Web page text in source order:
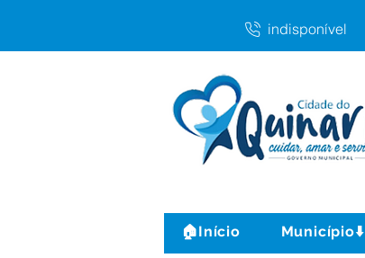
indisponível
🏠Início Município⬇️